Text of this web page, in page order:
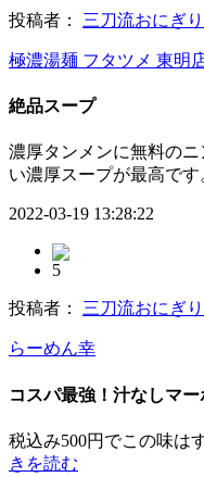
投稿者： 三刀流おにぎり
極濃湯麺 フタツメ 東明
絶品スープ
濃厚タンメンに無料の
い濃厚スープが最高です
2022-03-19 13:28:22
5
投稿者： 三刀流おにぎり
らーめん幸
コスパ最強！汁なしマー
税込み500円でこの味は
きを読む